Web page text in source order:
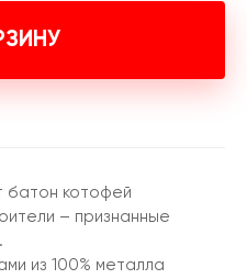
батон котофей
– признанные
из 100% металла